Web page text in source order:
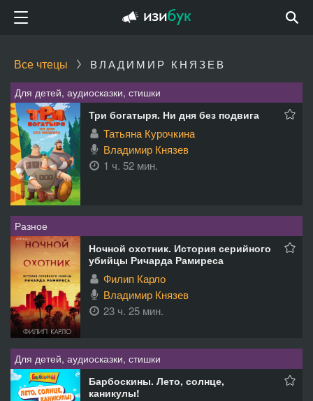
Все чтецы ВЛАДИМИР КНЯЗЕВ
Для детей, аудиосказки, стишки
Три богатыря. Ни дня без подвига
Татьяна Курочкина
Владимир Князев
1 ч. 52 мин.
Разное
Ночной охотник. История серийного
убийцы Ричарда Рамиреса
Филип Карло
Владимир Князев
23 ч. 25 мин.
Для детей, аудиосказки, стишки
Барбоскины. Лето, солнце,
каникулы!